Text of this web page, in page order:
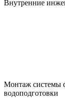
Внутренние
Монтаж системы
водоподготовки